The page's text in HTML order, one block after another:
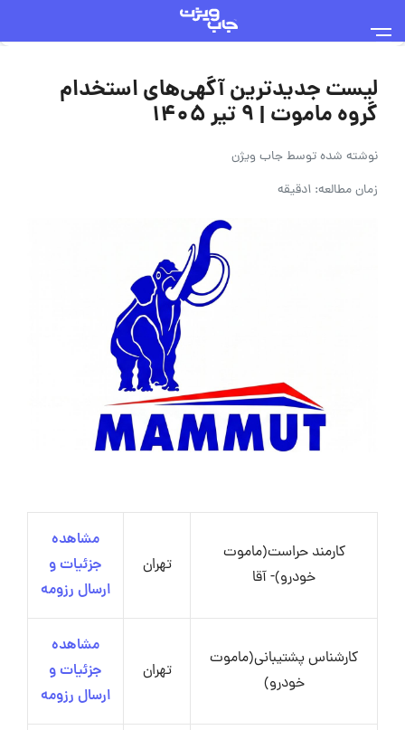
لیست جدیدترین آگهی‌های استخدام
گروه ماموت | ۹ تیر ۱۴۰۵
نوشته شده توسطجاب ویژن
زمان مطالعه: 1دقیقه
کارمند حراست(ماموت
خودرو)- آقا
تهران
مشاهده
جزئیات و
ارسال رزومه
کارشناس پشتیبانی(ماموت
خودرو)
تهران
مشاهده
جزئیات و
ارسال رزومه